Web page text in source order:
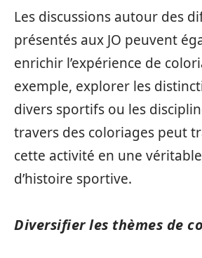
Les discussions autour des
présentés aux JO peuvent
enrichir l’expérience de
exemple, explorer les
divers sportifs ou les
travers des coloriages peut
cette activité en une
d’histoire sportive.
Diversifier les thèmes de